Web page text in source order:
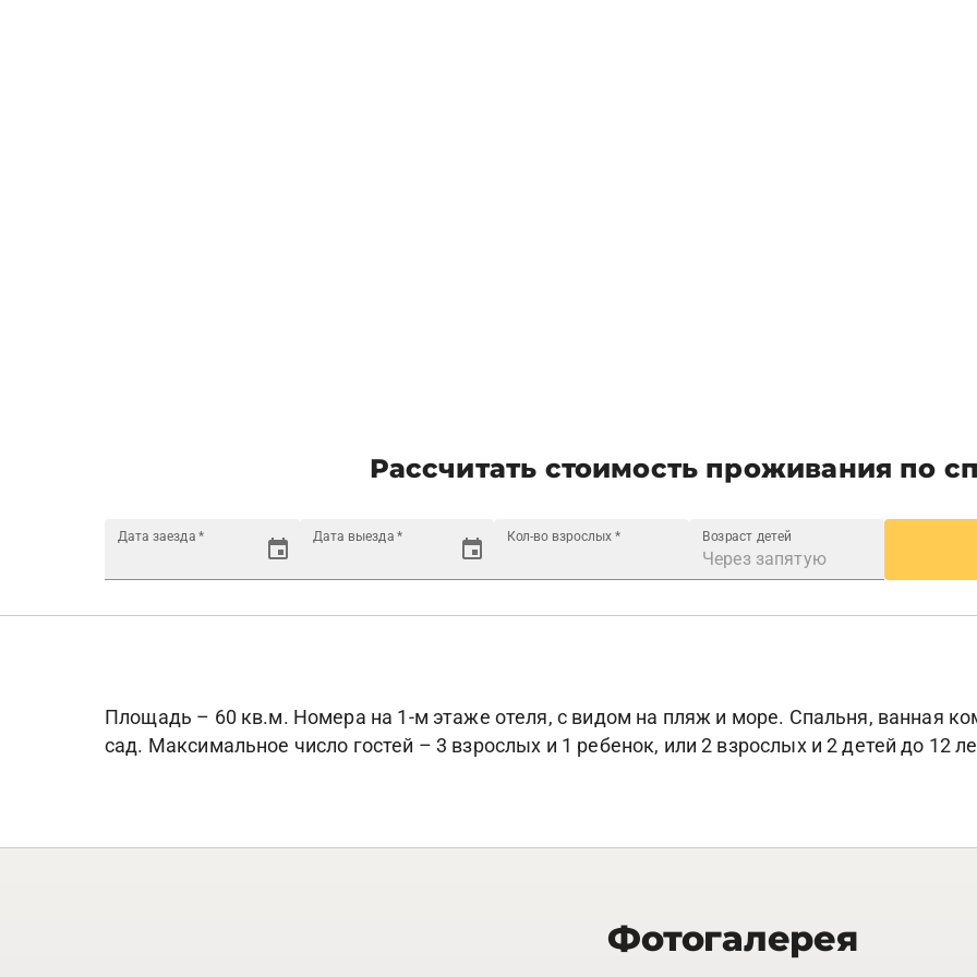
Рассчитать стоимость проживания по
Дата заезда * Дата выезда * Кол-во взрослых * Возраст детей
Площадь – 60 кв.м. Номера на 1-м этаже отеля, с видом на пляж и море. Спальня, ванная
сад. Максимальное число гостей – 3 взрослых и 1 ребенок, или 2 взрослых и 2 детей до 12
Фотогалерея